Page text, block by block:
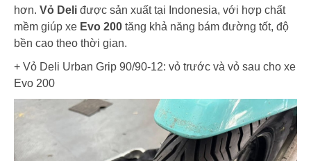
hơn. Vỏ Deli được sản xuất tại Indonesia, với hợp chất
mềm giúp xe Evo 200 tăng khả năng bám đường tốt, độ
bền cao theo thời gian.
+ Vỏ Deli Urban Grip 90/90-12: vỏ trước và vỏ sau cho xe
Evo 200